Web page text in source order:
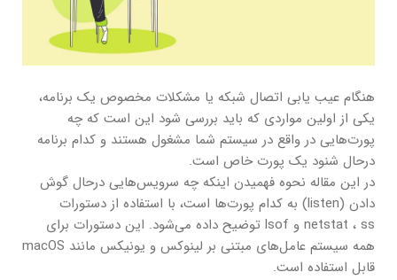
هنگام عیب یابی اتصال شبکه یا مشکلات مخصوص یک برنامه،
یکی از اولین مواردی که باید بررسی شود این است که چه
پورت‌هایی در واقع در سیستم شما مشغول هستند و کدام برنامه
درحال شنود یک پورت خاص است.
در این مقاله نحوه فهمیدن اینکه چه سرویس‌هایی درحال گوش
دادن (listen) به کدام پورت‌ها است، با استفاده از دستورات
netstat ، ss و lsof توضیح داده می‌شود. این دستورات برای
همه سیستم عامل‌های مبتنی بر لینوکس و یونیکس مانند macOS
قابل استفاده است.